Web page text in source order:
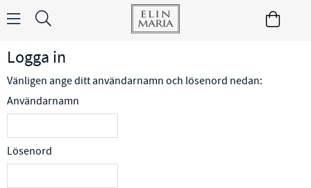
Logga in
Vänligen ange ditt användarnamn och lösenord nedan:
Användarnamn
Lösenord